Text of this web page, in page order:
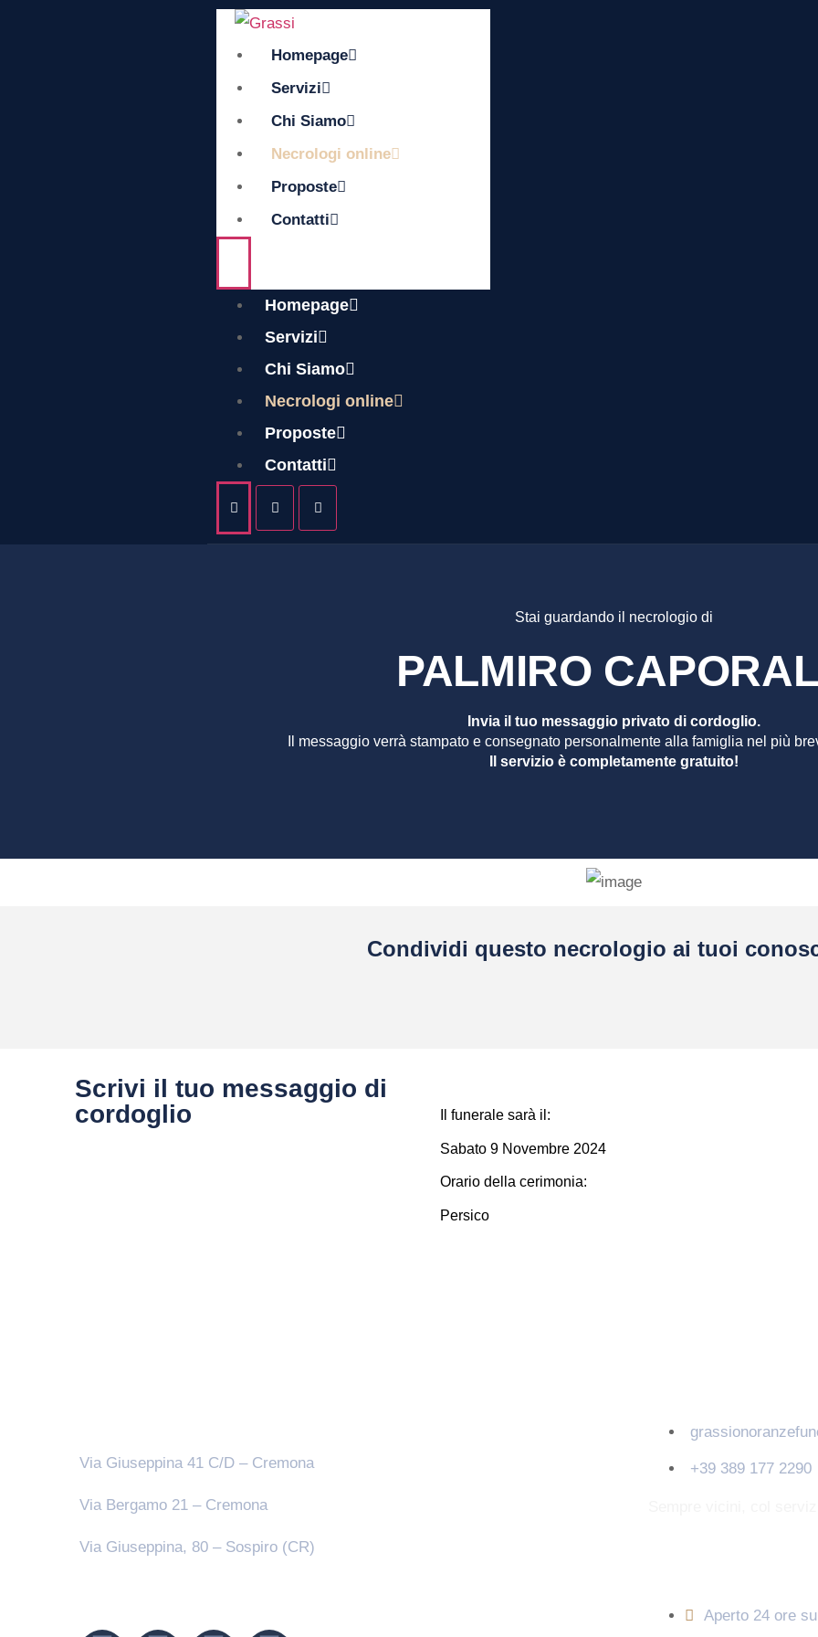
Homepage
Servizi
Chi Siamo
Necrologi online
Proposte
Contatti
Homepage
Servizi
Chi Siamo
Necrologi online
Proposte
Contatti
PALMIRO
Stai guardando il necrologio di
PALMIRO
Invia il tuo messaggio privato di cordoglio.
Il messaggio verrà stampato e consegnato personalmente alla famiglia nel più
Il servizio è completamente gratuito!
Condividi questo necrologio ai tuoi
Scrivi il tuo messaggio di
cordoglio
Il funerale sarà il:
Sabato 9 Novembre 2024
Orario della cerimonia:
Persico
Via Giuseppina 41 C/D – Cremona
Via Bergamo 21 – Cremona
Via Giuseppina, 80 – Sospiro (CR)
+39 389 177 2290
Aperto 24 ore